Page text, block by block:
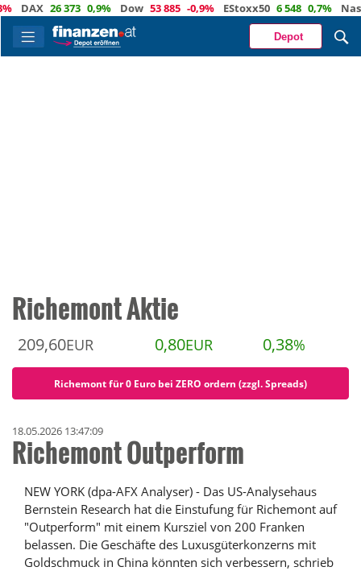
26 373 0,9% Dow 53 885 -0,9% EStoxx50 6 548 0,7% Nasdaq
Depot
Richemont Aktie
209,60EUR 0,80EUR 0,38%
Richemont für 0 Euro bei ZERO ordern (zzgl. Spreads)
18.05.2026 13:47:09
Richemont Outperform
NEW YORK (dpa-AFX Analyser) - Das US-Analysehaus
Bernstein Research hat die Einstufung für Richemont auf
"Outperform" mit einem Kursziel von 200 Franken
belassen. Die Geschäfte des Luxusgüterkonzerns mit
Goldschmuck in China könnten sich verbessern, schrieb